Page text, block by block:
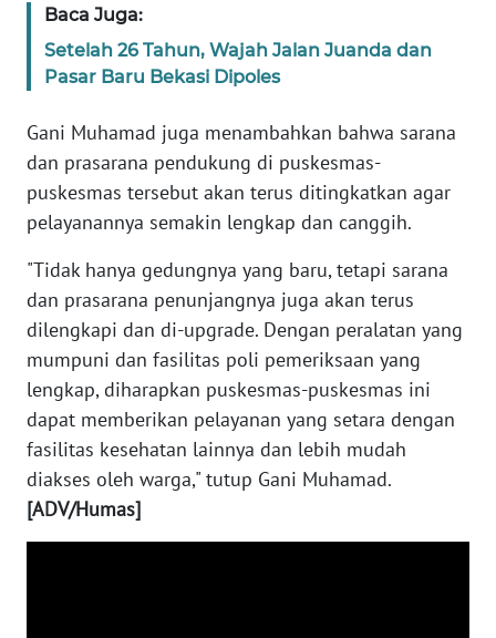
Baca Juga:
Setelah 26 Tahun, Wajah Jalan Juanda dan
Pasar Baru Bekasi Dipoles
Gani Muhamad juga menambahkan bahwa sarana
dan prasarana pendukung di puskesmas-
puskesmas tersebut akan terus ditingkatkan agar
pelayanannya semakin lengkap dan canggih.
"Tidak hanya gedungnya yang baru, tetapi sarana
dan prasarana penunjangnya juga akan terus
dilengkapi dan di-upgrade. Dengan peralatan yang
mumpuni dan fasilitas poli pemeriksaan yang
lengkap, diharapkan puskesmas-puskesmas ini
dapat memberikan pelayanan yang setara dengan
fasilitas kesehatan lainnya dan lebih mudah
diakses oleh warga," tutup Gani Muhamad.
[ADV/Humas]
WN
SULTENG
WN
SULBAR
WN
WN
SUMBAR
WN
SUMSEL
BENGKULU
WN